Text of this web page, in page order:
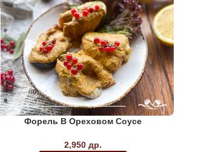
Форель В Ореховом Соусе
2,950др.